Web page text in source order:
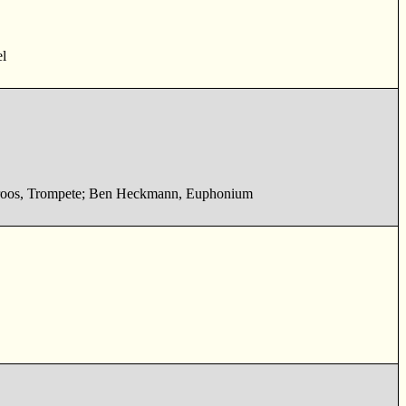
Trompete; Ben Heckmann, Euphonium